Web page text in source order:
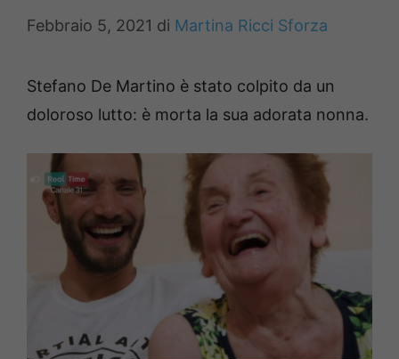
Febbraio 5, 2021 di Martina Ricci Sforza
Stefano De Martino è stato colpito da un
doloroso lutto: è morta la sua adorata nonna.